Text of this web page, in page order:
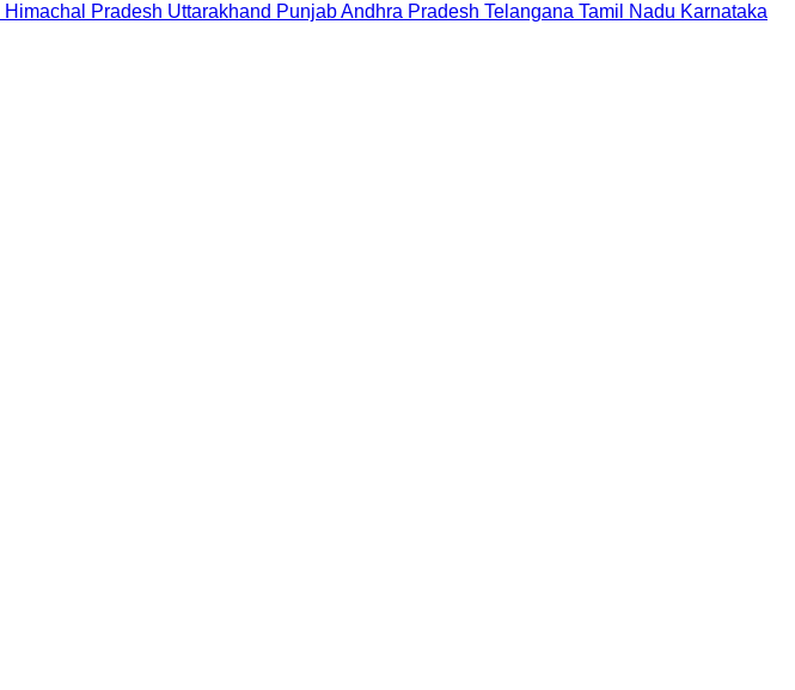
Himachal Pradesh Uttarakhand PunjabAndhra Pradesh Telangana Tamil Nadu Karnataka